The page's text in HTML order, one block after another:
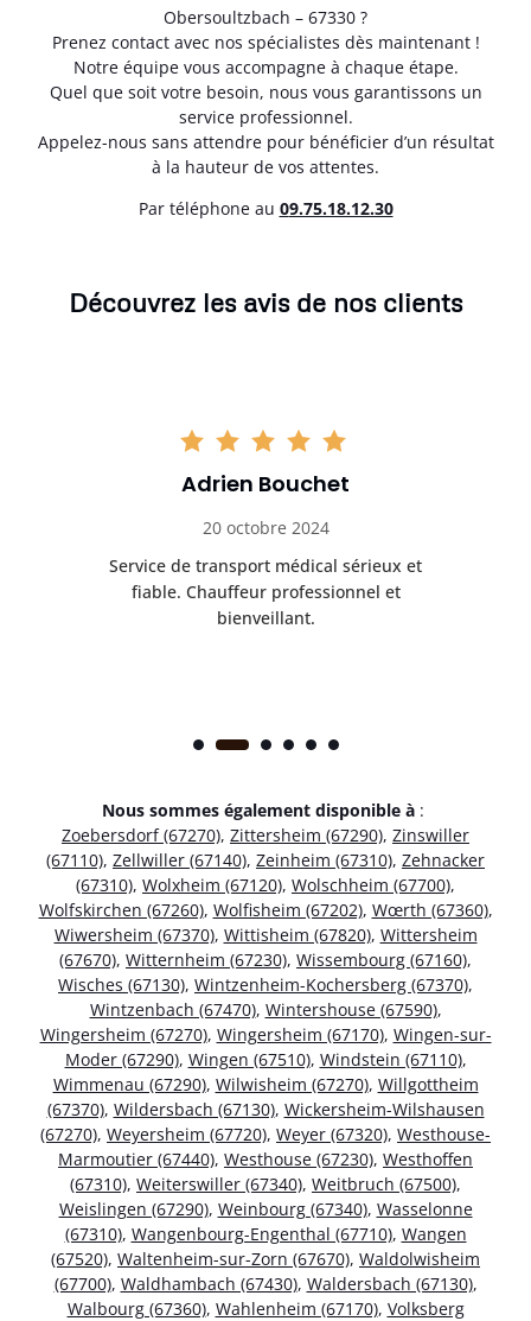
Obersoultzbach – 67330 ?
Prenez contact avec nos spécialistes dès maintenant !
Notre équipe vous accompagne à chaque étape.
Quel que soit votre besoin, nous vous garantissons un
service professionnel.
Appelez-nous sans attendre pour bénéficier d’un résultat
à la hauteur de vos attentes.
Par téléphone au 09.75.18.12.30
Découvrez les avis de nos clients
Adrien Bouchet
20 octobre 2024
Service de transport médical sérieux et
fiable. Chauffeur professionnel et
bienveillant.
Nous sommes également disponible à :
Zoebersdorf (67270), Zittersheim (67290), Zinswiller
(67110), Zellwiller (67140), Zeinheim (67310), Zehnacker
(67310), Wolxheim (67120), Wolschheim (67700),
Wolfskirchen (67260), Wolfisheim (67202), Wœrth (67360),
Wiwersheim (67370), Wittisheim (67820), Wittersheim
(67670), Witternheim (67230), Wissembourg (67160),
Wisches (67130), Wintzenheim-Kochersberg (67370),
Wintzenbach (67470), Wintershouse (67590),
Wingersheim (67270), Wingersheim (67170), Wingen-sur-
Moder (67290), Wingen (67510), Windstein (67110),
Wimmenau (67290), Wilwisheim (67270), Willgottheim
(67370), Wildersbach (67130), Wickersheim-Wilshausen
(67270), Weyersheim (67720), Weyer (67320), Westhouse-
Marmoutier (67440), Westhouse (67230), Westhoffen
(67310), Weiterswiller (67340), Weitbruch (67500),
Weislingen (67290), Weinbourg (67340), Wasselonne
(67310), Wangenbourg-Engenthal (67710), Wangen
(67520), Waltenheim-sur-Zorn (67670), Waldolwisheim
(67700), Waldhambach (67430), Waldersbach (67130),
Walbourg (67360), Wahlenheim (67170), Volksberg